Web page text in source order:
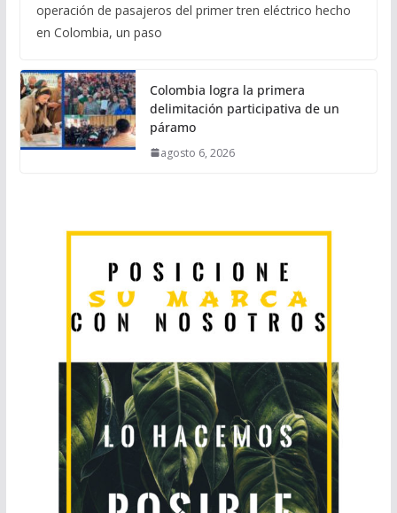
operación de pasajeros del primer tren eléctrico hecho
en Colombia, un paso
Colombia logra la primera
delimitación participativa de un
páramo
agosto 6, 2026